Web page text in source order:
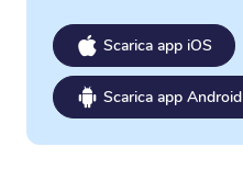
Scarica app iOS
Scarica app Android